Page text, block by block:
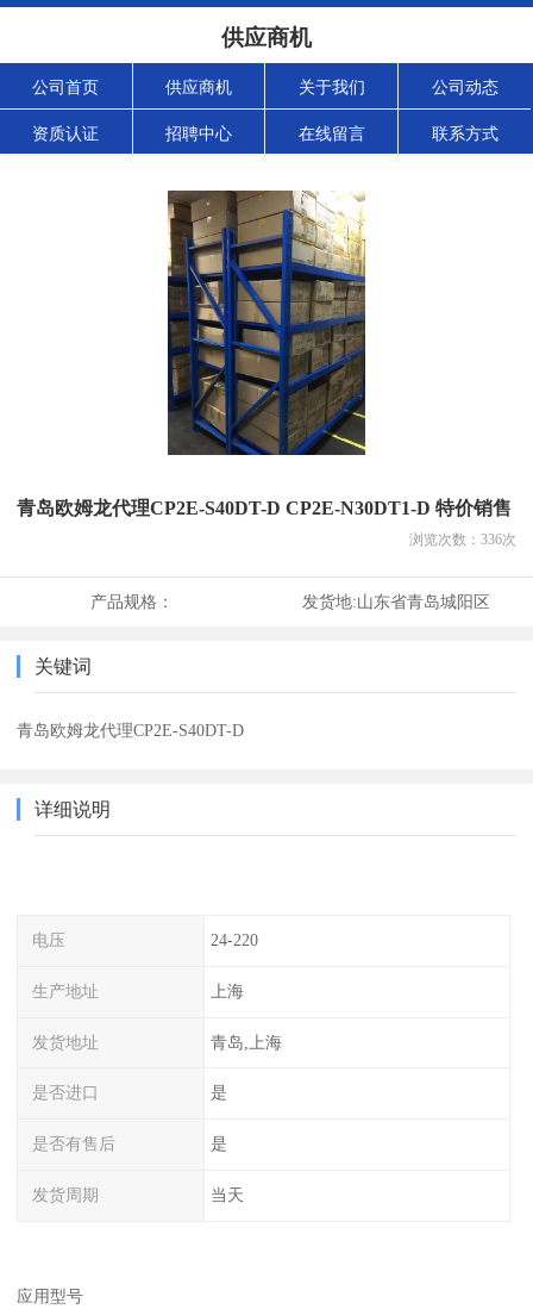
供应商机
公司首页 供应商机 关于我们 公司动态
资质认证 招聘中心 在线留言 联系方式
青岛欧姆龙代理CP2E-S40DT-D CP2E-N30DT1-D 特价销售
浏览次数： 336次
产品规格： 发货地:山东省青岛城阳区
关键词
青岛欧姆龙代理CP2E-S40DT-D
详细说明
电压 24-220
生产地址 上海
发货地址 青岛,上海
是否进口 是
是否有售后 是
发货周期 当天
应用型号